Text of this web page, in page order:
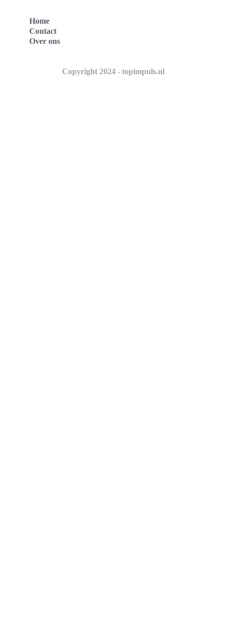
Home
Contact
Over ons
Copyright 2024 - topimpuls.nl